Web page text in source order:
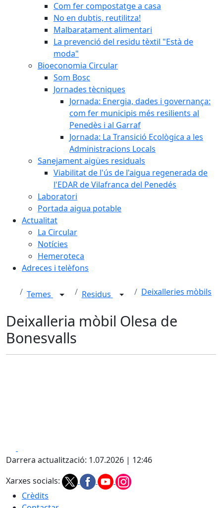
Com fer compostatge a casa
No en dubtis, reutilitza!
Malbaratament alimentari
La prevenció del residu tèxtil "Està de
moda"
Bioeconomia Circular
Som Bosc
Jornades tècniques
Jornada: Energia, dades i governança:
com fer municipis més resilients al
Penedès i al Garraf
Jornada: La Transició Ecològica a les
Administracions Locals
Sanejament aigües residuals
Viabilitat de l'ús de l'aigua regenerada de
l'EDAR de Vilafranca del Penedés
Laboratori
Portada aigua potable
Actualitat
La Circular
Notícies
Hemeroteca
Adreces i telèfons
Temes Residus Deixalleries mòbils
Deixalleria mòbil Olesa de
Bonesvalls
Darrera actualització: 1.07.2026 | 12:46
Xarxes socials:
Crèdits